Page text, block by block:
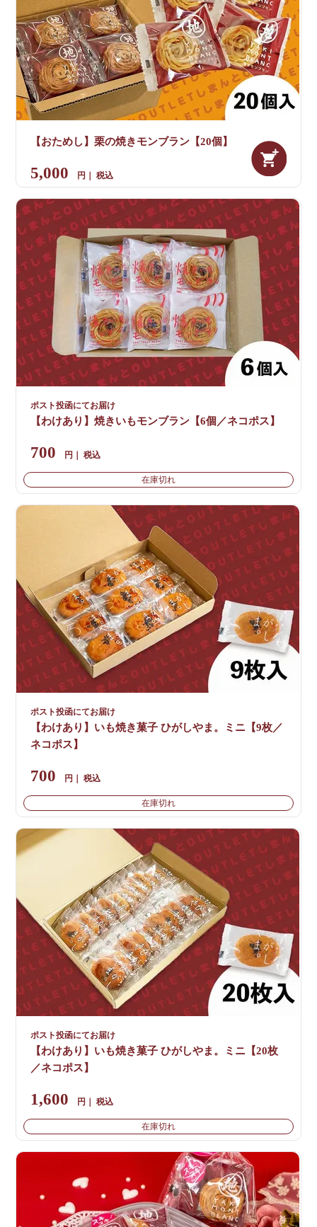
【おためし】栗の焼きモンブラン【20個】
5,000 税込
ポスト投函にてお届け
【わけあり】焼きいもモンブラン【6個／ネコポス】
700 税込
在庫切れ
ポスト投函にてお届け
【わけあり】いも焼き菓子 ひがしやま。ミニ【9枚／
ネコポス】
700 税込
在庫切れ
ポスト投函にてお届け
【わけあり】いも焼き菓子 ひがしやま。ミニ【20枚
／ネコポス】
1,600 税込
在庫切れ